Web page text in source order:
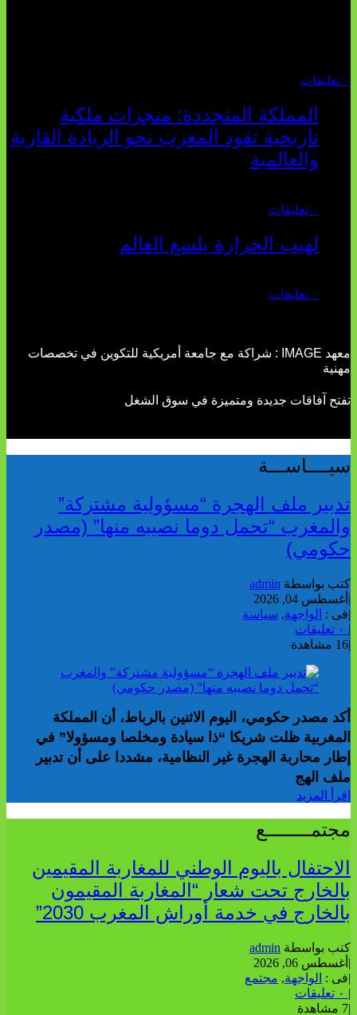
٠ تعليقات
المملكة المتجددة: منجزات ملكية
تاريخية تقود المغرب نحو الريادة القارية
والعالمية
٠ تعليقات
لهيب الحرارة يلسع العالم
٠ تعليقات
معهد IMAGE : شراكة مع جامعة أمريكية للتكوين في تخصصات
مهنية
تفتح آفاقات جديدة ومتميزة في سوق الشغل
سيــــاســـة
تدبير ملف الهجرة “مسؤولية مشتركة”
والمغرب “تحمل دوما نصيبه منها” (مصدر
حكومي)
كتب بواسطة admin
| أغسطس 04, 2026
|فى : الواجهة, سياسة
|
|16 مشاهدة
أكد مصدر حكومي، اليوم الاثنين بالرباط، أن المملكة
المغربية ظلت شريكا “ذا سيادة ومخلصا ومسؤولا” في
إطار محاربة الهجرة غير النظامية، مشددا على أن تدبير
ملف الهج
إقرأ المزيد
مجتمــــــــع
الاحتفال باليوم الوطني للمغاربة المقيمين
بالخارج تحت شعار “المغاربة المقيمون
بالخارج في خدمة أوراش المغرب 2030”
كتب بواسطة admin
| أغسطس 06, 2026
|فى : الواجهة, مجتمع
|
|7 مشاهدة